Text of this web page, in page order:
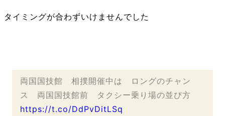
タイミングが合わずいけませんでした
両国国技館 相撲開催中は ロングのチャン
ス 両国国技館前 タクシー乗り場の並び方
https://t.co/DdPvDitLSq